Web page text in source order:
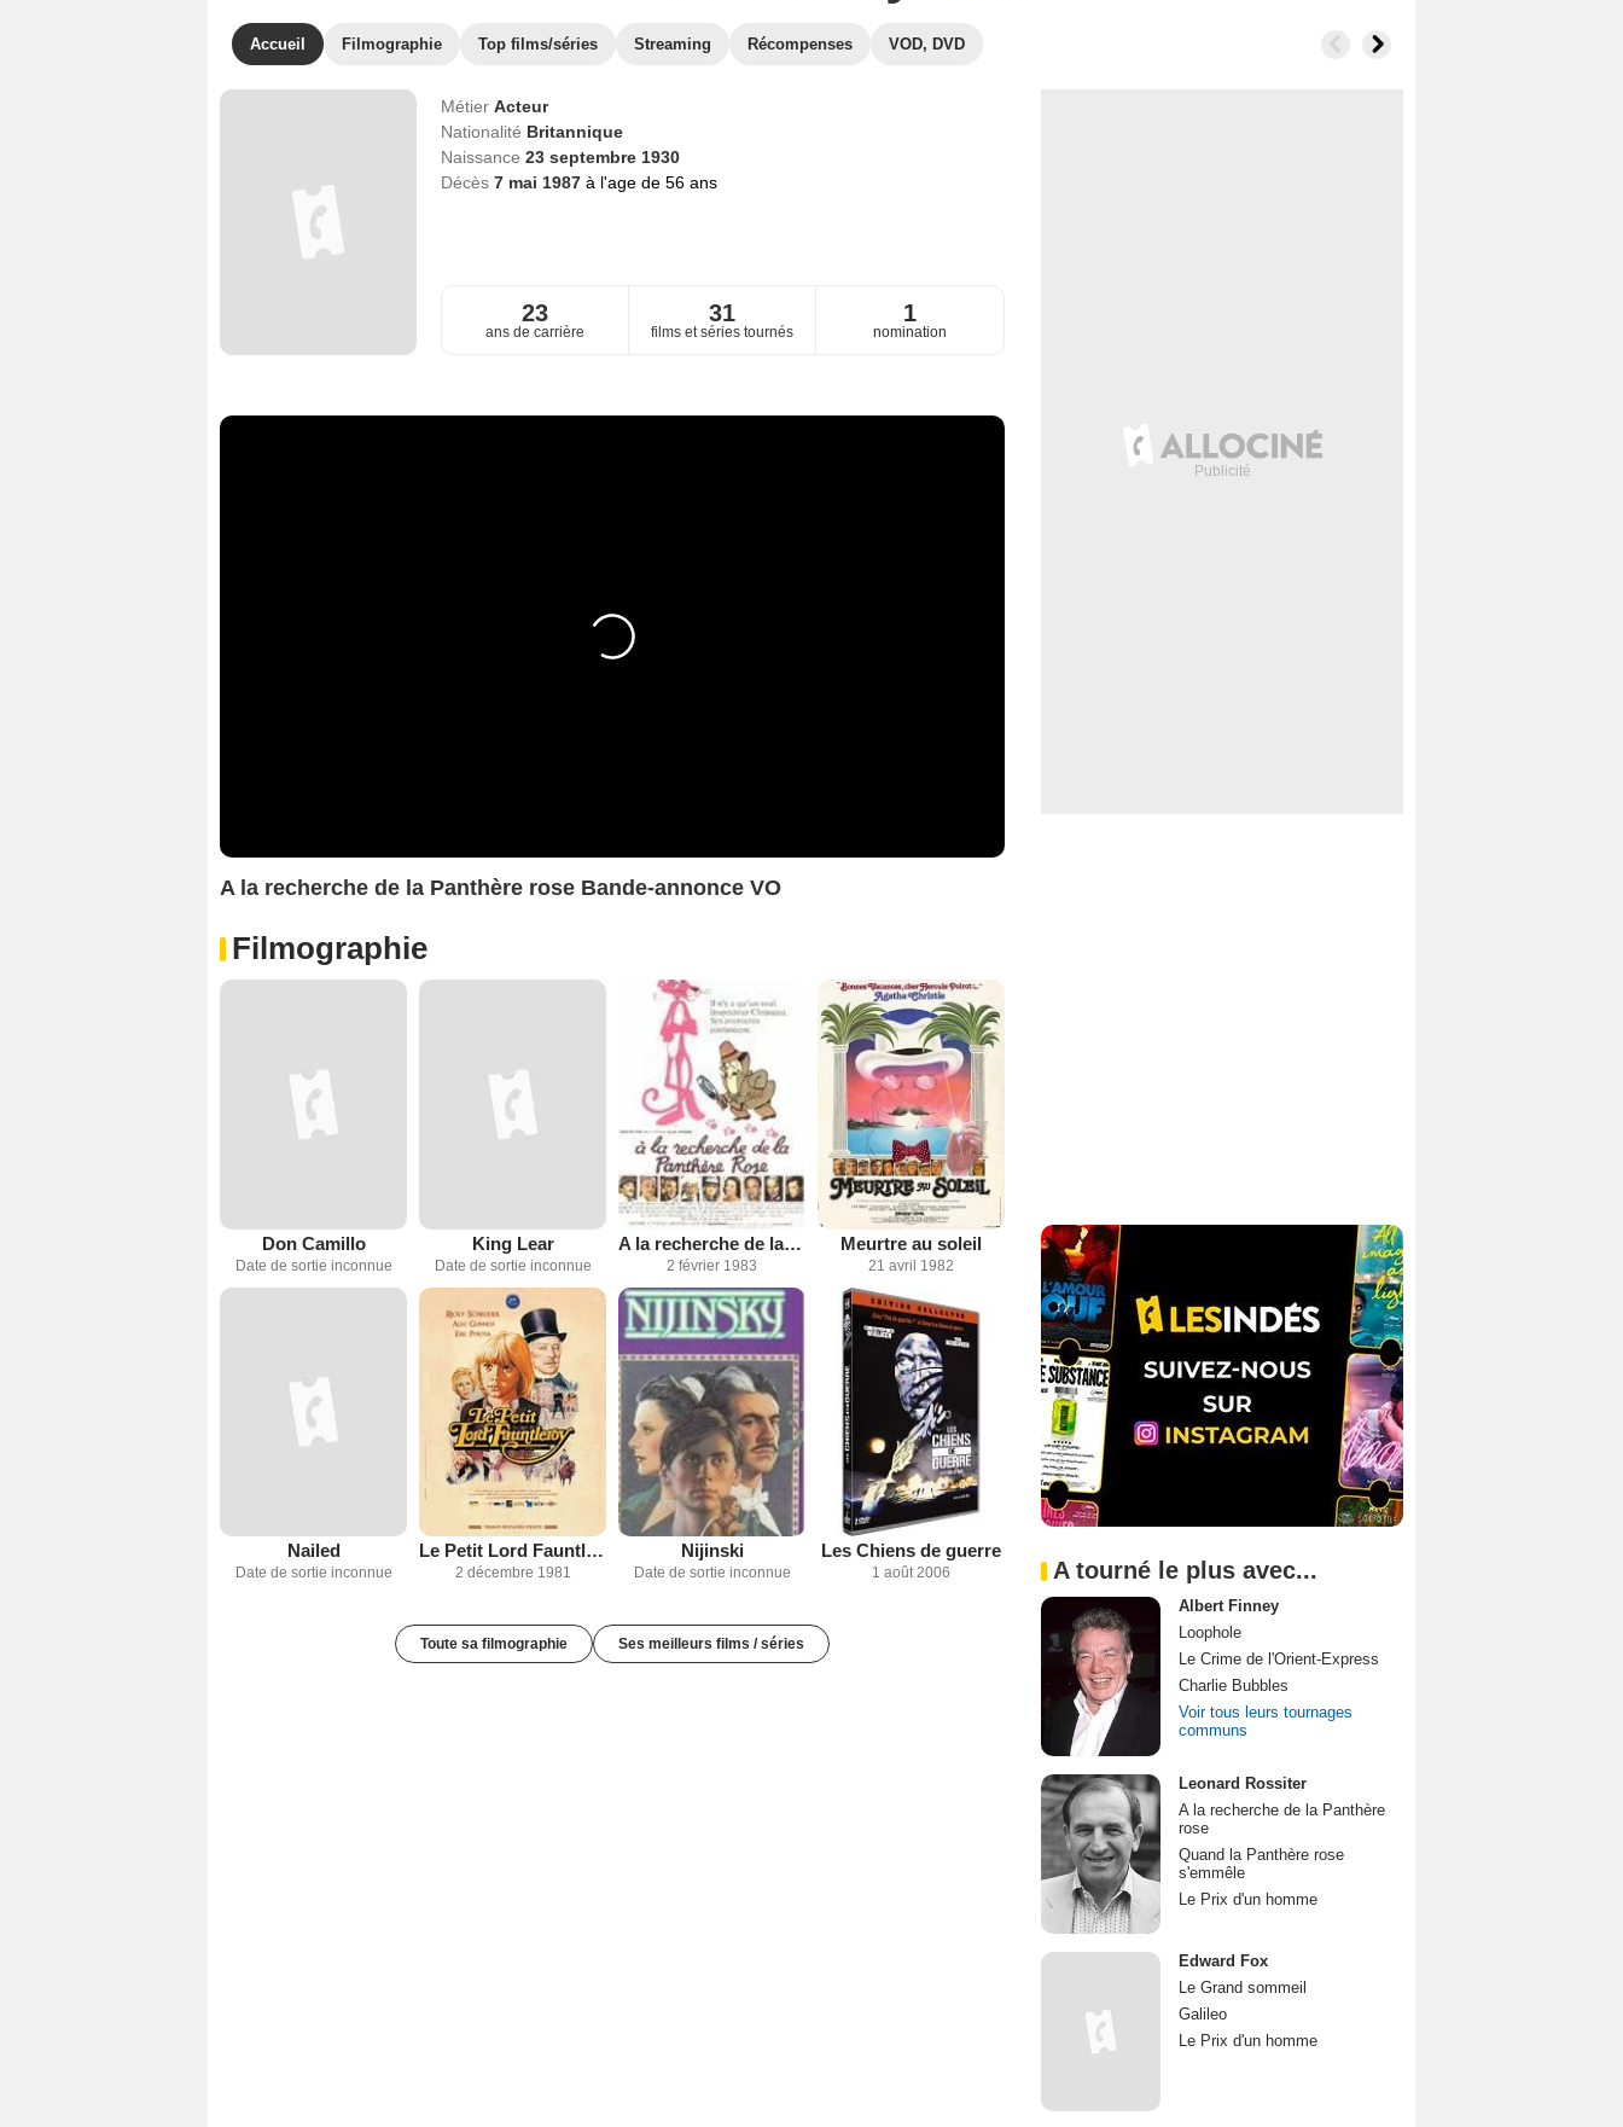
Accueil Filmographie Top films/séries Streaming Récompenses VOD, DVD
Métier Acteur
Nationalité Britannique
Naissance 23 septembre 1930
Décès 7 mai 1987 à l'age de 56 ans
23
ans de carrière
31
films et séries tournés
1
nomination
A la recherche de la Panthère rose Bande-annonce VO
Filmographie
Don Camillo
Date de sortie inconnue
King Lear
Date de sortie inconnue
A la recherche de la Panthère rose
2 février 1983
Meurtre au soleil
21 avril 1982
Nailed
Date de sortie inconnue
Le Petit Lord Fauntleroy
2 décembre 1981
Nijinski
Date de sortie inconnue
Les Chiens de guerre
1 août 2006
Toute sa filmographie Ses meilleurs films / séries
A tourné le plus avec...
Albert Finney
Loophole
Le Crime de l'Orient-Express
Charlie Bubbles
Voir tous leurs tournages
communs
Leonard Rossiter
A la recherche de la Panthère
rose
Quand la Panthère rose
s'emmêle
Le Prix d'un homme
Edward Fox
Le Grand sommeil
Galileo
Le Prix d'un homme